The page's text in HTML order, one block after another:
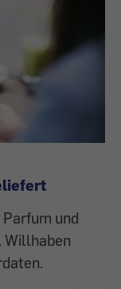
und
Willhaben